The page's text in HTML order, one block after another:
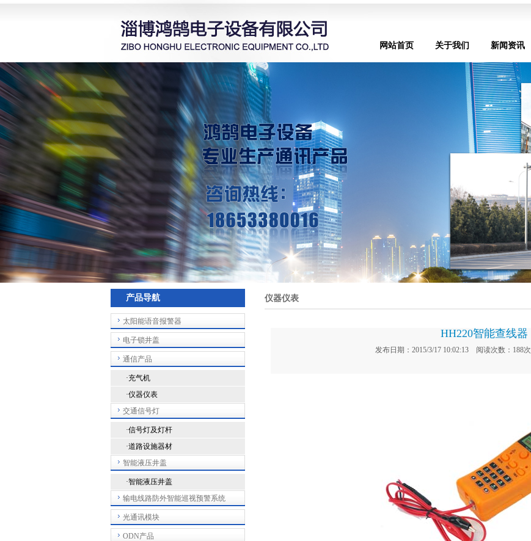
网站首页 关于我们 新闻资讯
产品导航
太阳能语音报警器
电子锁井盖
通信产品
·充气机
·仪器仪表
交通信号灯
·信号灯及灯杆
·道路设施器材
智能液压井盖
·智能液压井盖
输电线路防外智能巡视预警系统
光通讯模块
ODN产品
仪器仪表
HH220智能查线器
发布日期：2015/3/17 10:02:13 阅读次数： 188次